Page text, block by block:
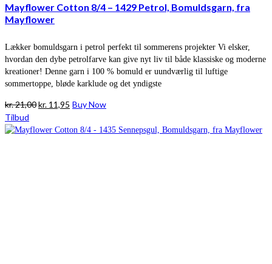
Mayflower Cotton 8/4 – 1429 Petrol, Bomuldsgarn, fra
Mayflower
Lækker bomuldsgarn i petrol perfekt til sommerens projekter Vi elsker,
hvordan den dybe petrolfarve kan give nyt liv til både klassiske og moderne
kreationer! Denne garn i 100 % bomuld er uundværlig til luftige
sommertoppe, bløde karklude og det yndigste
kr.21,00Den
pris
kr. 11,95 Den
pris
Buy Now
Tilbud